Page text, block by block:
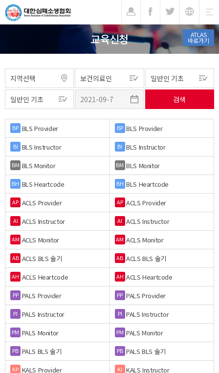
ATLAS
바로가기
교육신청
BP BLS Provider BP BLS Provider
BI BLS Instructor BI BLS Instructor
BM BLS Monitor BM BLS Monitor
BH BLS Heartcode BH BLS Heartcode
AP ACLS Provider AP ACLS Provider
AI ACLS Instructor AI ACLS Instructor
AM ACLS Monitor AM ACLS Monitor
AB ACLS BLS 술기 AB ACLS BLS 술기
AH ACLS Heartcode AH ACLS Heartcode
PP PALS Provider PP PALS Provider
PI PALS Instructor PI PALS Instructor
PM PALS Monitor PM PALS Monitor
PB PALS BLS 술기 PB PALS BLS 술기
KP KALS Provider KI KALS Instructor